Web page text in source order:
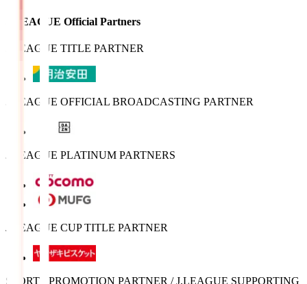
J.LEAGUE Official Partners
J.LEAGUE TITLE PARTNER
J.LEAGUE OFFICIAL BROADCASTING PARTNER
J.LEAGUE PLATINUM PARTNERS
J.LEAGUE CUP TITLE PARTNER
SPORTS PROMOTION PARTNER / J.LEAGUE SUPPORTING